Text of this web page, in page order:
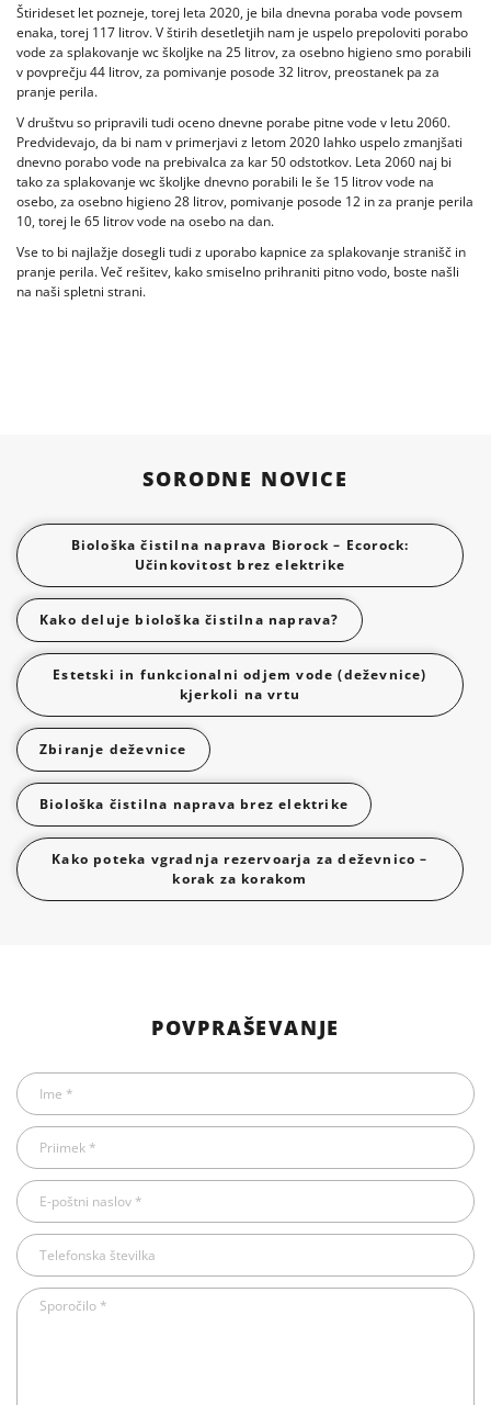
Štirideset let pozneje, torej leta 2020, je bila dnevna poraba vode povsem
enaka, torej 117 litrov. V štirih desetletjih nam je uspelo prepoloviti porabo
vode za splakovanje wc školjke na 25 litrov, za osebno higieno smo porabili
v povprečju 44 litrov, za pomivanje posode 32 litrov, preostanek pa za
pranje perila.
V društvu so pripravili tudi oceno dnevne porabe pitne vode v letu 2060.
Predvidevajo, da bi nam v primerjavi z letom 2020 lahko uspelo zmanjšati
dnevno porabo vode na prebivalca za kar 50 odstotkov. Leta 2060 naj bi
tako za splakovanje wc školjke dnevno porabili le še 15 litrov vode na
osebo, za osebno higieno 28 litrov, pomivanje posode 12 in za pranje perila
10, torej le 65 litrov vode na osebo na dan.
Vse to bi najlažje dosegli tudi z uporabo kapnice za splakovanje stranišč in
pranje perila. Več rešitev, kako smiselno prihraniti pitno vodo, boste našli
na naši spletni strani.
SORODNE NOVICE
Biološka čistilna naprava Biorock – Ecorock:
Učinkovitost brez elektrike
Kako deluje biološka čistilna naprava?
Estetski in funkcionalni odjem vode (deževnice)
kjerkoli na vrtu
Zbiranje deževnice
Biološka čistilna naprava brez elektrike
Kako poteka vgradnja rezervoarja za deževnico –
korak za korakom
POVPRAŠEVANJE